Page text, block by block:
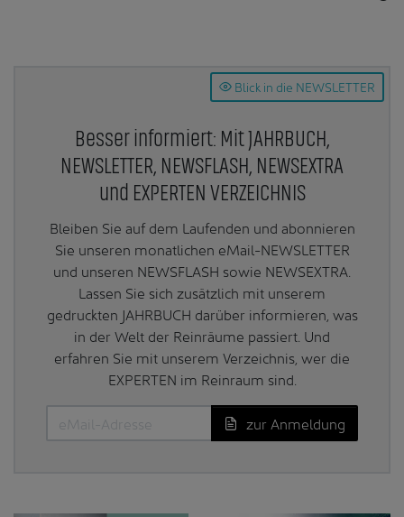
Blick in die NEWSLETTER
Besser informiert: Mit JAHRBUCH,
NEWSLETTER, NEWSFLASH, NEWSEXTRA
und EXPERTEN VERZEICHNIS
Bleiben Sie auf dem Laufenden und abonnieren
Sie unseren monatlichen eMail-NEWSLETTER
und unseren NEWSFLASH sowie NEWSEXTRA.
Lassen Sie sich zusätzlich mit unserem
gedruckten JAHRBUCH darüber informieren, was
in der Welt der Reinräume passiert. Und
erfahren Sie mit unserem Verzeichnis, wer die
EXPERTEN im Reinraum sind.
zur Anmeldung